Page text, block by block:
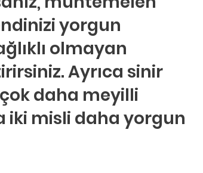
yorgun
olmayan
Ayrıca sinir
daha meyilli
iki misli daha yorgun